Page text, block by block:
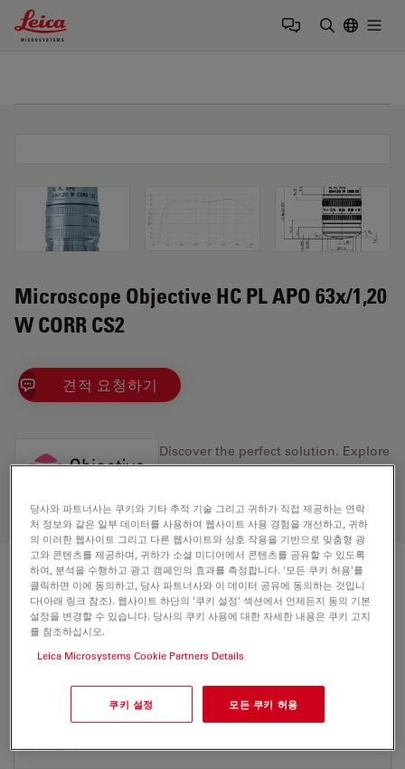
Leica Microsystems Logo
Microscope Objective HC PL APO 63x/1,20
W CORR CS2
견적 요청하기
Discover the perfect solution. Explore
ourObjective Finder, compare
your needs.
기술 사양
상품 번호
CORR
커버글라스 With
당사와 파트너사는 쿠키와 기타 추적 기술 그리고 귀하가 직접 제공하는 연락
처 정보와 같은 일부 데이터를 사용하여 웹사이트 사용 경험을 개선하고, 귀하
의 이러한 웹사이트 그리고 다른 웹사이트와 상호 작용을 기반으로 맞춤형 광
고와 콘텐츠를 제공하며, 귀하가 소셜 미디어에서 콘텐츠를 공유할 수 있도록
하여, 분석을 수행하고 광고 캠페인의 효과를 측정합니다. '모든 쿠키 허용'를
클릭하면 이에 동의하고, 당사 파트너사와 이 데이터 공유에 동의하는 것입니
다(아래 링크 참조). 웹사이트 하단의 '쿠키 설정' 섹션에서 언제든지 동의 기본
설정을 변경할 수 있습니다. 당사의 쿠키 사용에 대한 자세한 내용은 쿠키 고지
를 참조하십시오.
Leica Microsystems Cookie Partners Details
쿠키 설정 모든 쿠키 허용